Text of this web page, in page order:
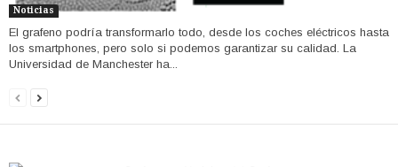
Noticias
El grafeno podría transformarlo todo, desde los coches eléctricos hasta
los smartphones, pero solo si podemos garantizar su calidad. La
Universidad de Manchester ha...